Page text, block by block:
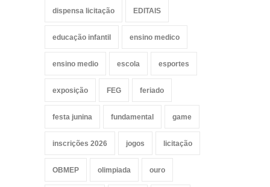
dispensa licitação EDITAIS
educação infantil ensino medico
ensino medio escola esportes
exposição FEG feriado
festa junina fundamental game
inscrições 2026 jogos licitação
OBMEP olimpiada ouro